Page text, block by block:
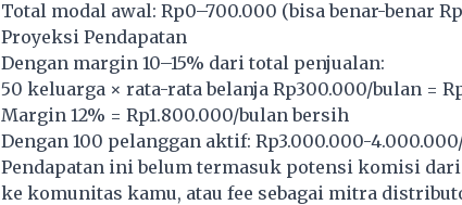
Total modal awal: Rp0–700.000 (bisa benar-benar
Proyeksi Pendapatan
Dengan margin 10–15% dari total penjualan:
50 keluarga × rata-rata belanja Rp300.000/bulan =
Margin 12% = Rp1.800.000/bulan bersih
Dengan 100 pelanggan aktif: Rp3.000.000-
Pendapatan ini belum termasuk potensi komisi
ke komunitas kamu, atau fee sebagai mitra